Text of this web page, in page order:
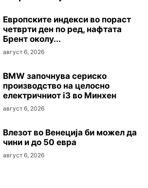
Европските индекси во пораст
четврти ден по ред, нафтата
Брент околу...
август 6, 2026
BMW започнува сериско
производство на целосно
електричниот i3 во Минхен
август 6, 2026
Влезот во Венеција би можел да
чини и до 50 евра
август 6, 2026